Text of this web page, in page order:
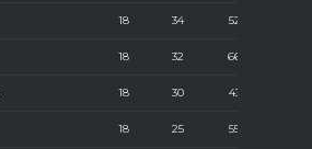
18 34 52
18 32 66
18 30 43
18 25 55